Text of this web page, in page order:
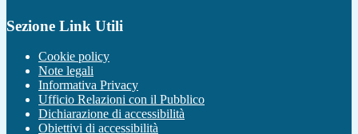
Sezione Link Utili
Cookie policy
Note legali
Informativa Privacy
Ufficio Relazioni con il Pubblico
Dichiarazione di accessibilità
Obiettivi di accessibilità